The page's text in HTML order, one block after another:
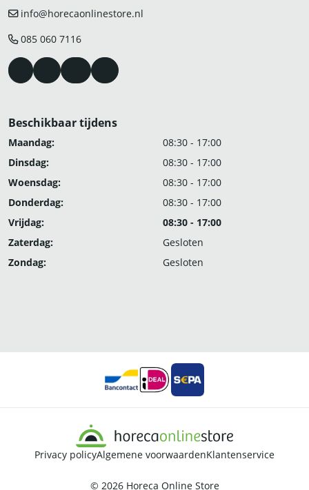
info@horecaonlinestore.nl
085 060 7116
Beschikbaar tijdens
Maandag:
08:30 - 17:00
Dinsdag:
08:30 - 17:00
Woensdag:
08:30 - 17:00
Donderdag:
08:30 - 17:00
Vrijdag:
08:30 - 17:00
Zaterdag:
Gesloten
Zondag:
Gesloten
Privacy policyAlgemene voorwaardenKlantenservice
© 2026 Horeca Online Store